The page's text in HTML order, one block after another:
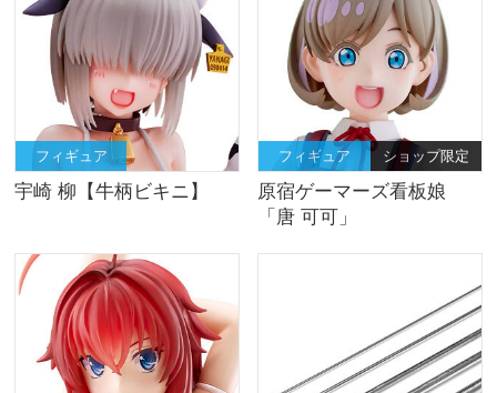
フィギュア
宇崎 柳【牛柄ビキニ】
フィギュア ショップ限定
原宿ゲーマーズ看板娘
「唐 可可」